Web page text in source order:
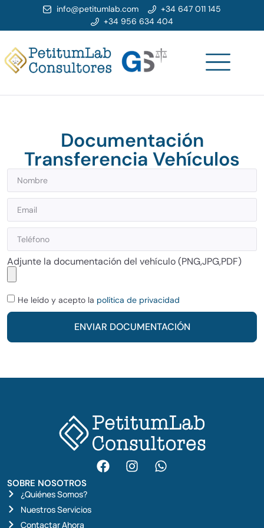
info@petitumlab.com
+34 647 011 145
+34 956 634 404
Documentación
Transferencia Vehículos
Adjunte la documentación del vehículo (PNG,JPG,PDF)
He leído y acepto la política de privacidad
ENVIAR DOCUMENTACIÓN
SOBRE NOSOTROS
¿Quiénes Somos?
Nuestros Servicios
Contactar Ahora